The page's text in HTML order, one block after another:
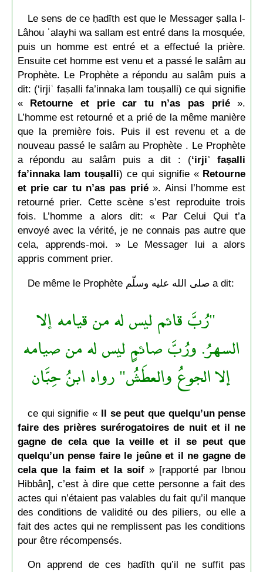
Le sens de ce ḥadīth est que le Messager ṣalla l-
Lâhou ʿalayhi wa sallam est entré dans la mosquée,
puis un homme est entré et a effectué la prière.
Ensuite cet homme est venu et a passé le salâm au
Prophète. Le Prophète a répondu au salâm puis a
dit: (‘irjiʿ faṣalli fa’innaka lam touṣalli) ce qui signifie
« Retourne et prie car tu n’as pas prié».
L’homme est retourné et a prié de la même manière
que la première fois. Puis il est revenu et a de
nouveau passé le salâm au Prophète . Le Prophète
a répondu au salâm puis a dit : (‘irjiʿ faṣalli
fa’innaka lam touṣalli) ce qui signifie « Retourne
et prie car tu n’as pas prié». Ainsi l’homme est
retourné prier. Cette scène s’est reproduite trois
fois. L’homme a alors dit: « Par Celui Qui t’a
envoyé avec la vérité, je ne connais pas autre que
cela, apprends-moi. » Le Messager lui a alors
appris comment prier.
De même le Prophète صلى الله عليه وسلّم a dit:
"رُبَّ قائم ليس له من قيامه إلا
السهرُ. ورُبَّ صائمٍ ليس له من صيامه
إلا الجوعُ والعطَشُ" رواه ابنُ حِبَّان
ce qui signifie « Il se peut que quelqu’un pense
faire des prières surérogatoires de nuit et il ne
gagne de cela que la veille et il se peut que
quelqu’un pense faire le jeûne et il ne gagne de
cela que la faim et la soif» [rapporté par Ibnou
Hibbân], c’est à dire que cette personne a fait des
actes qui n’étaient pas valables du fait qu’il manque
des conditions de validité ou des piliers, ou elle a
fait des actes qui ne remplissent pas les conditions
pour être récompensés.
On apprend de ces ḥadīth qu’il ne suffit pas